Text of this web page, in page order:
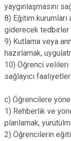
yaygınlaşmasını
8) Eğitim kurumları
giderecek tedbirler
9) Kutlama veya
hazırlamak,
10) Öğrenci
sağlayıcı
c) Öğrencilere
1) Rehberlik ve
planlamak,
2) Öğrencilerin